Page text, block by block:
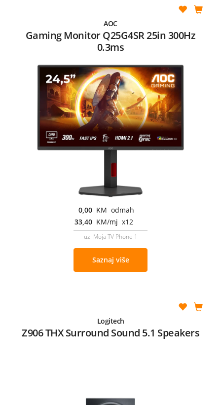
AOC
Gaming Monitor Q25G4SR 25in 300Hz
0.3ms
0,00 KM odmah
33,40 KM/mj x12
uz Moja TV Phone 1
Saznaj više
Logitech
Z906 THX Surround Sound 5.1 Speakers